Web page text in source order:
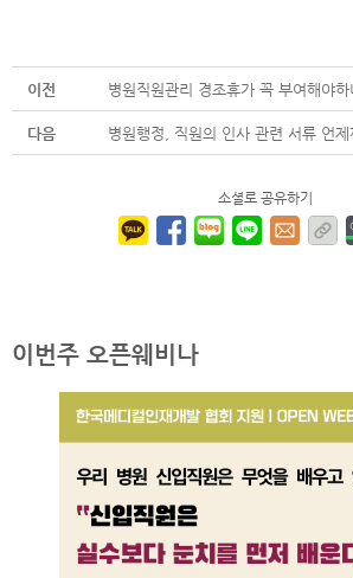
이전 병원직원관리 경조휴가 꼭 부여해야
다음 병원행정, 직원의 인사 관련 서류 언
소셜로 공유하기
이번주 오픈웨비나